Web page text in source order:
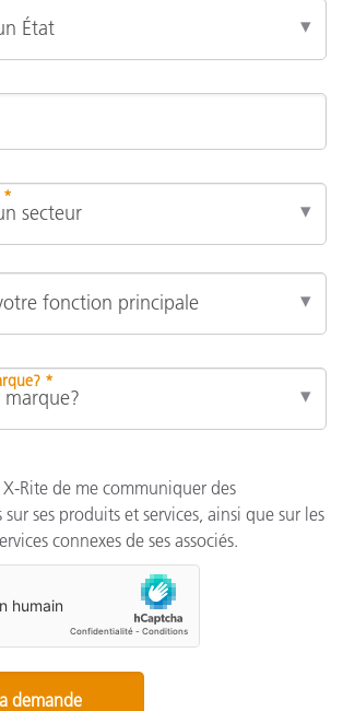
*
*
X-Rite de me communiquer des
ses produits et services, ainsi que sur les
connexes de ses associés.